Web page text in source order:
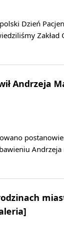
Dzień
Andrzeja